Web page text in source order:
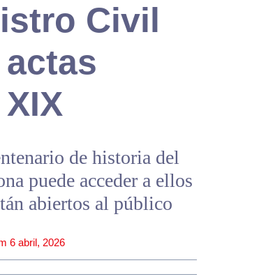
Civil
de historia del
puede acceder a ellos
abiertos al público
6 abril, 2026